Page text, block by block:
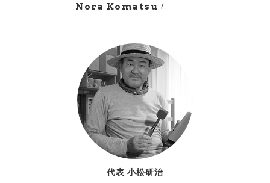
Nora Komatsu
代表 小松研治